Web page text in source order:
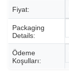
Fiyat:
Packaging
Details:
Ödeme
Koşulları: